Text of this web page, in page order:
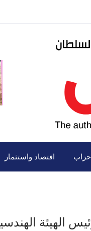
اقتصاد واستثمار
الهيئة